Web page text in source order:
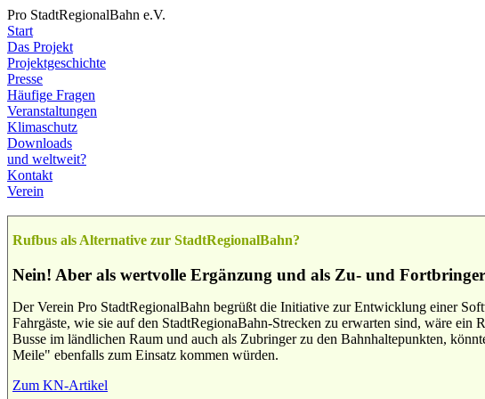
Pro StadtRegionalBahn e.V.
Start
Das Projekt
Projektgeschichte
Presse
Häufige Fragen
Veranstaltungen
Klimaschutz
Downloads
und weltweit?
Kontakt
Verein
Rufbus als Alternative zur StadtRegionalBahn?
Nein! Aber als wertvolle Ergänzung und als Zu- und Fortbringer
Der Verein Pro StadtRegionalBahn begrüßt die Initiative zur Entwicklung einer
Fahrgäste, wie sie auf den StadtRegionaBahn-Strecken zu erwarten sind, wäre
Busse im ländlichen Raum und auch als Zubringer zu den Bahnhaltepunkten,
Meile" ebenfalls zum Einsatz kommen würden.
Zum KN-Artikel